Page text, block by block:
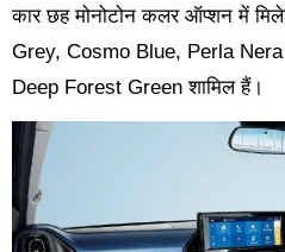
कार छह मोनोटोन कलर ऑप्शन में
Grey, Cosmo Blue, Perla
Deep Forest Green शामिल हैं।